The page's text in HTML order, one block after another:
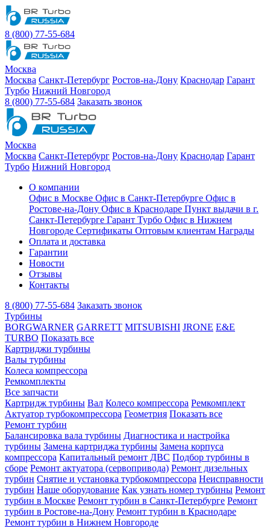
8 (800) 77-55-684
Москва
Москва Санкт-Петербург Ростов-на-Дону Краснодар Гарант
Турбо Нижний Новгород
8 (800) 77-55-684 Заказать звонок
Москва
Москва Санкт-Петербург Ростов-на-Дону Краснодар Гарант
Турбо Нижний Новгород
О компании
Офис в Москве Офис в Санкт-Петербурге Офис в
Ростове-на-Дону Офис в Краснодаре Пункт выдачи в г.
Санкт-Петербурге Гарант Турбо Офис в Нижнем
Новгороде Сертификаты Оптовым клиентам Награды
Оплата и доставка
Гарантии
Новости
Отзывы
Контакты
8 (800) 77-55-684 Заказать звонок
Турбины
BORGWARNER GARRETT MITSUBISHI JRONE E&E
TURBO Показать все
Картриджи турбины
Валы турбины
Колеса компрессора
Ремкомплекты
Все запчасти
Картридж турбины Вал Колесо компрессора Ремкомплект
Актуатор турбокомпрессора Геометрия Показать все
Ремонт турбин
Балансировка вала турбины Диагностика и настройка
турбины Замена картриджа турбины Замена корпуса
компрессора Капитальный ремонт ДВС Подбор турбины в
сборе Ремонт актуатора (сервопривода) Ремонт дизельных
турбин Снятие и установка турбокомпрессора Неисправности
турбин Наше оборудование Как узнать номер турбины Ремонт
турбин в Москве Ремонт турбин в Санкт-Петербурге Ремонт
турбин в Ростове-на-Дону Ремонт турбин в Краснодаре
Ремонт турбин в Нижнем Новгороде